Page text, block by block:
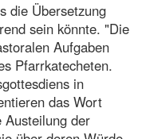
die Übersetzung
sein könnte. "Die
Aufgaben
Pfarrkatecheten.
in
das Wort
der